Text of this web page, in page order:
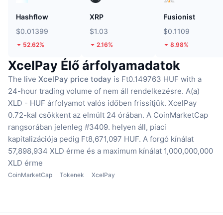
Hashflow
$0.01399
52.62%
XRP
$1.03
2.16%
Fusionist
$0.1109
8.98%
XcelPay Élő árfolyamadatok
The live XcelPay price today is Ft0.149763 HUF with a
24-hour trading volume of nem áll rendelkezésre. A(a)
XLD - HUF árfolyamot valós időben frissítjük. XcelPay
0.72-kal csökkent az elmúlt 24 órában. A CoinMarketCap
rangsorában jelenleg #3409. helyen áll, piaci
kapitalizációja pedig Ft8,671,097 HUF. A forgó kínálat
57,898,934 XLD érme és a maximum kínálat 1,000,000,000
XLD érme
CoinMarketCap Tokenek XcelPay